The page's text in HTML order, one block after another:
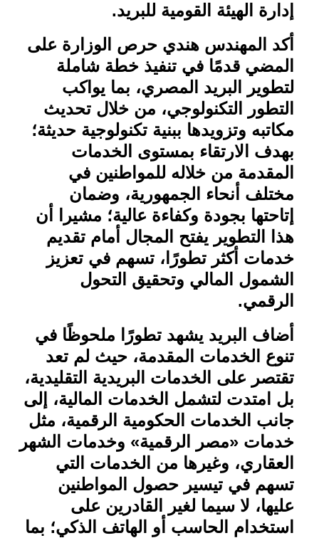
إدارة الهيئة القومية للبريد.
أكد المهندس هندي حرص الوزارة على
المضي قدمًا في تنفيذ خطة شاملة
لتطوير البريد المصري، بما يواكب
التطور التكنولوجي، من خلال تحديث
مكاتبه وتزويدها ببنية تكنولوجية حديثة؛
بهدف الارتقاء بمستوى الخدمات
المقدمة من خلاله للمواطنين في
مختلف أنحاء الجمهورية، وضمان
إتاحتها بجودة وكفاءة عالية؛ مشيرا أن
هذا التطوير يفتح المجال أمام تقديم
خدمات أكثر تطورًا، تسهم في تعزيز
الشمول المالي وتحقيق التحول
الرقمي.
أضاف البريد يشهد تطورًا ملحوظًا في
تنوع الخدمات المقدمة، حيث لم تعد
تقتصر على الخدمات البريدية التقليدية،
بل امتدت لتشمل الخدمات المالية، إلى
جانب الخدمات الحكومية الرقمية، مثل
خدمات «مصر الرقمية» وخدمات الشهر
العقاري، وغيرها من الخدمات التي
تسهم في تيسير حصول المواطنين
عليها، لا سيما لغير القادرين على
استخدام الحاسب أو الهاتف الذكي؛ بما